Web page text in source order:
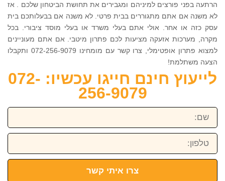
הרתעה בפני פורצים למיניהם ומגבירים את תחושת הביטחון שלכם . אז
לא משנה אם אתם מתגוררים בבית פרטי. לא משנה אם בבעלותכם בית
עסק כזה או אחר. אולי אתם בעלי משרד או בעלי מוסד ציבורי. בכל
מקרה, מערכות אזעקה מציעות לכם פתרון מיטבי. אם אתם מעוניינים
למצוא פתרון אופטימלי, צרו קשר עם מומחינו 072-256-9079 ותקבלו
הצעה משתלמת!
לייעוץ חינם חייגו עכשיו: 072-
256-9079
שם:
טלפון:
צרו איתי קשר